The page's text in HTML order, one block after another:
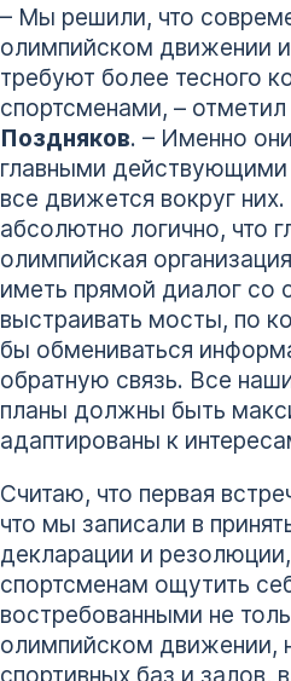
– Мы решили, что
олимпийском движении
требуют более тесного
спортсменами, – отметил
Поздняков. – Именно
главными действующими
все движется вокруг
абсолютно логично, что
олимпийская
иметь прямой диалог со
выстраивать мосты, по
бы обмениваться
обратную связь. Все
планы должны быть
адаптированы к
Считаю, что первая
что мы записали в
декларации и
спортсменам ощутить
востребованными не
олимпийском движении,
спортивных баз и залов,